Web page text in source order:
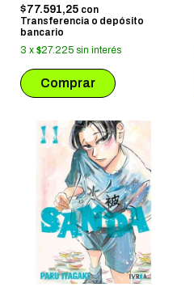
$77.591,25 con
Transferencia o depósito
bancario
3 x $27.225 sin interés